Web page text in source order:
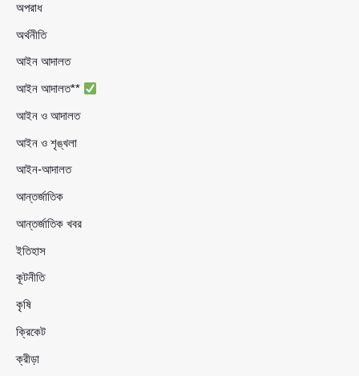
অপরাধ
অর্থনীতি
আইন আদালত
আইন আদালত**
আইন ও আদালত
আইন ও শৃঙ্খলা
আইন-আদালত
আন্তর্জাতিক
আন্তর্জাতিক খবর
ইতিহাস
কূটনীতি
কৃষি
ক্রিকেট
ক্রীড়া